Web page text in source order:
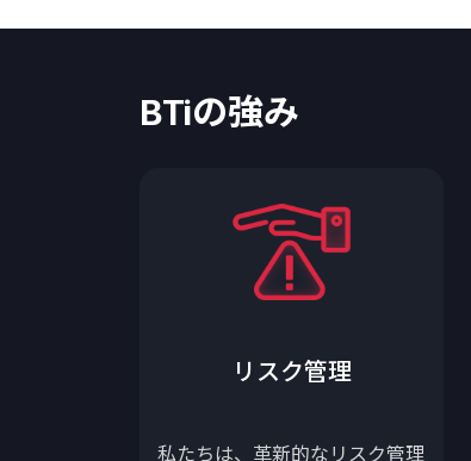
BTiの強み
リスク管理
私たちは、革新的なリスク管理